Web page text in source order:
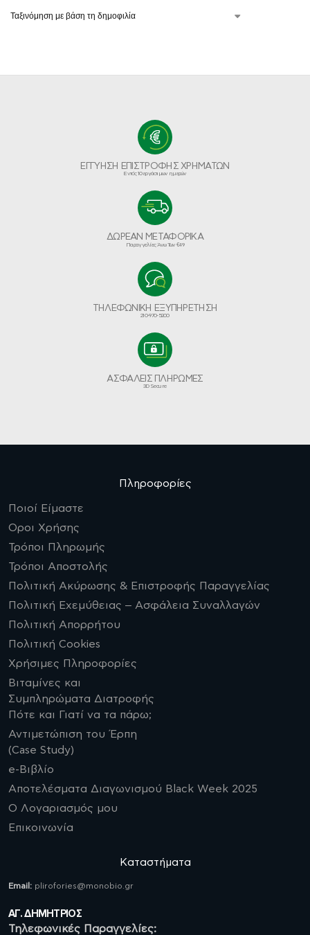
ΕΓΓΥΗΣΗ ΕΠΙΣΤΡΟΦΗΣ ΧΡΗΜΑΤΩΝ
Εντός 10 εργάσιμων ημερών
ΔΩΡΕΑΝ ΜΕΤΑΦΟΡΙΚΑ
Παραγγελίες Άνω Των €49
ΤΗΛΕΦΩΝΙΚΗ ΕΞΥΠΗΡΕΤΗΣΗ
210-970-5200
ΑΣΦΑΛΕΙΣ ΠΛΗΡΩΜΕΣ
3D Secure
Πληροφορίες
Ποιοί Είμαστε
Οροι Χρήσης
Τρόποι Πληρωμής
Τρόποι Αποστολής
Πολιτική Ακύρωσης & Επιστροφής Παραγγελίας
Πολιτική Εχεμύθειας – Ασφάλεια Συναλλαγών
Πολιτική Απορρήτου
Πολιτική Cookies
Χρήσιμες Πληροφορίες
Βιταμίνες και
Συμπληρώματα Διατροφής
Πότε και Γιατί να τα πάρω;
Αντιμετώπιση του Έρπη
(Case Study)
e-Βιβλίο
Αποτελέσματα Διαγωνισμού Black Week 2025
Ο Λογαριασμός μου
Επικοινωνία
Καταστήματα
Email: plirofories@monobio.gr
ΑΓ. ΔΗΜΗΤΡΙΟΣ
Τηλεφωνικές Παραγγελίες: